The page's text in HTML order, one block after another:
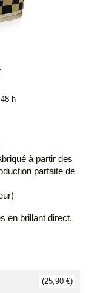
h
à partir des
parfaite de
en brillant direct,
(25,90 €)